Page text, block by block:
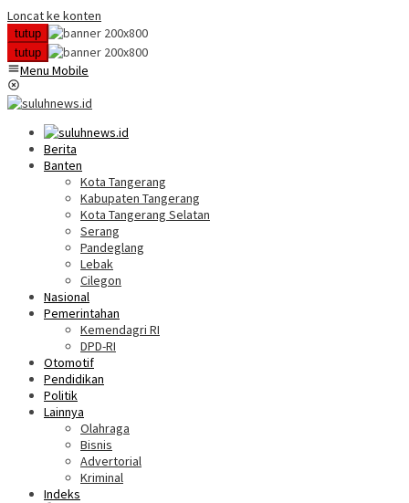
Loncat ke konten
tutup
tutup
Menu Mobile
Berita
Banten
Kota Tangerang
Kabupaten Tangerang
Kota Tangerang Selatan
Serang
Pandeglang
Lebak
Cilegon
Nasional
Pemerintahan
Kemendagri RI
DPD-RI
Otomotif
Pendidikan
Politik
Lainnya
Olahraga
Bisnis
Advertorial
Kriminal
Indeks